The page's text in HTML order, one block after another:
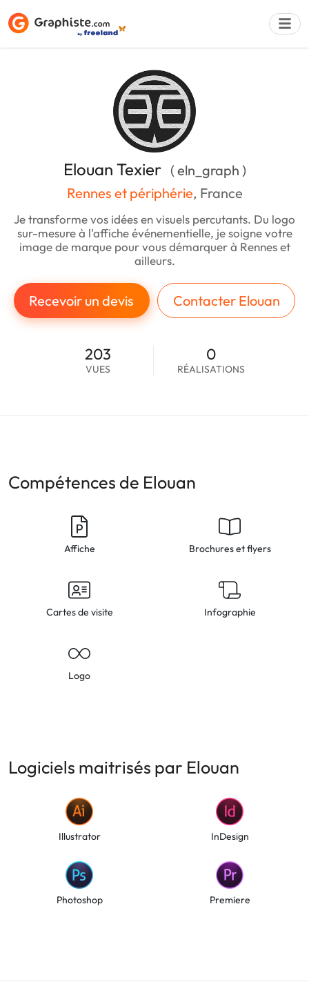
Elouan Texier ( eln_graph )
Rennes et périphérie, France
Je transforme vos idées en visuels percutants. Du logo
sur-mesure à l'affiche événementielle, je soigne votre
image de marque pour vous démarquer à Rennes et
ailleurs.
Recevoir un devis Contacter Elouan
203
VUES
0
RÉALISATIONS
Compétences de Elouan
Affiche Brochures et flyers
Cartes de visite Infographie
Logo
Logiciels maitrisés par Elouan
Illustrator InDesign
Photoshop Premiere